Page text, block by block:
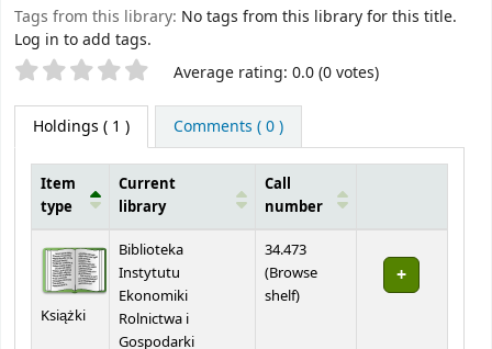
Tags from this library: No tags from this library for this title.
Log in to add tags.
Star ratings Average rating: 0.0 (0 votes)
Holdings ( 1 ) Comments ( 0 )
Item
type
Current
library
Call
number
Książki
Biblioteka
Instytutu
Ekonomiki
Rolnictwa i
Gospodarki
34.473
(Browse
shelf(Opens below)
)